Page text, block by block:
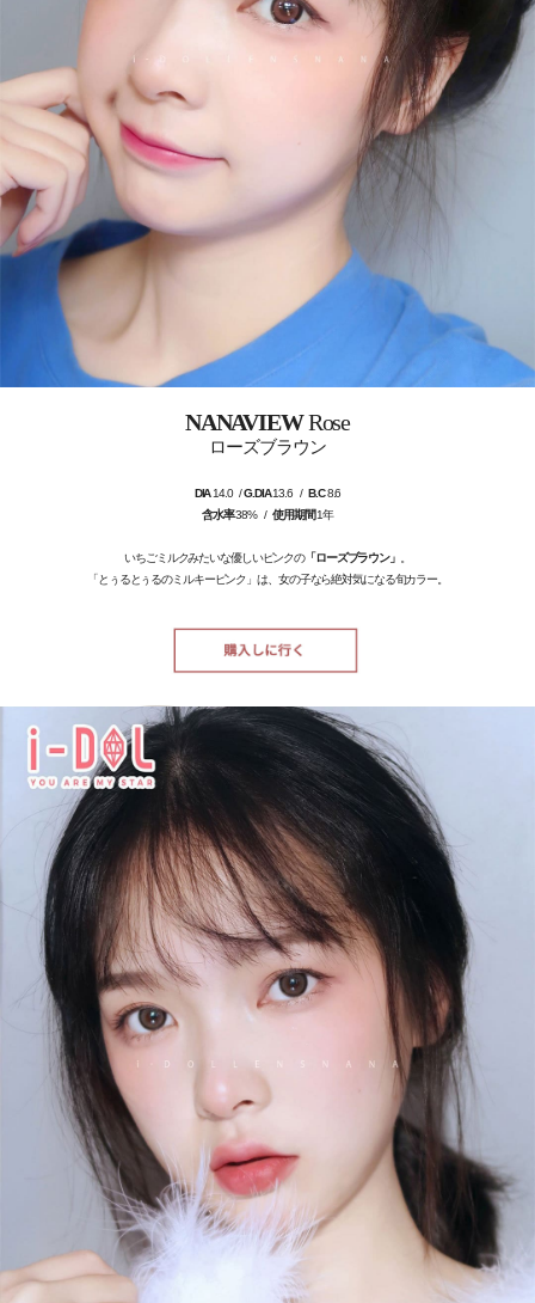
NANAVIEWRose
ローズブラウン
DIA14.0 /G.DIA13.6 /B.C8.6
含水率38% /使用期間1年
いちごミルクみたいな優しいピンクの「ローズブラウン」 。
「とぅるとぅるのミルキーピンク」は、女の子なら絶対気になる旬カラー。